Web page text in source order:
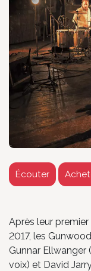
Écouter
Après leur
2017, les
Gunnar Ellwanger
voix) et David